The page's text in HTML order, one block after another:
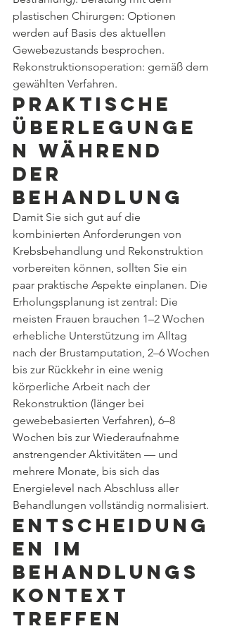
plastischen Chirurgen: Optionen
werden auf Basis des aktuellen
Gewebezustands besprochen.
Rekonstruktionsoperation: gemäß dem
gewählten Verfahren.
Praktische
Überlegunge
n während
der
Behandlung
Damit Sie sich gut auf die
kombinierten Anforderungen von
Krebsbehandlung und Rekonstruktion
vorbereiten können, sollten Sie ein
paar praktische Aspekte einplanen. Die
Erholungsplanung ist zentral: Die
meisten Frauen brauchen 1–2 Wochen
erhebliche Unterstützung im Alltag
nach der Brustamputation, 2–6 Wochen
bis zur Rückkehr in eine wenig
körperliche Arbeit nach der
Rekonstruktion (länger bei
gewebebasierten Verfahren), 6–8
Wochen bis zur Wiederaufnahme
anstrengender Aktivitäten — und
mehrere Monate, bis sich das
Energielevel nach Abschluss aller
Behandlungen vollständig normalisiert.
Entscheidung
en im
Behandlungs
kontext
treffen